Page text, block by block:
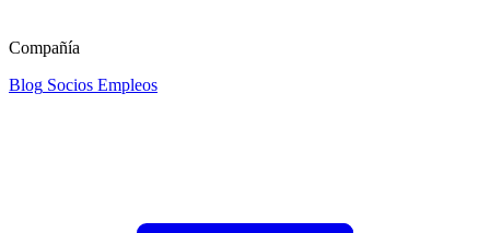
Compañía
Blog Socios Empleos